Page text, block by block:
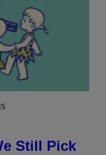
Still Pick